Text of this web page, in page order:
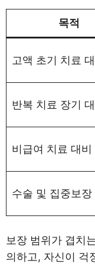
목적
고액 초기 치료
반복 치료 장기
비급여 치료 대비
수술 및 집중보장
보장 범위가 겹치
의하고, 자신이 걱